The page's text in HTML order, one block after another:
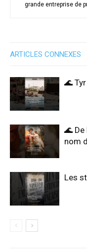
grande entreprise de
ARTICLES CONNEXES
🌊
🌊
nom
Les